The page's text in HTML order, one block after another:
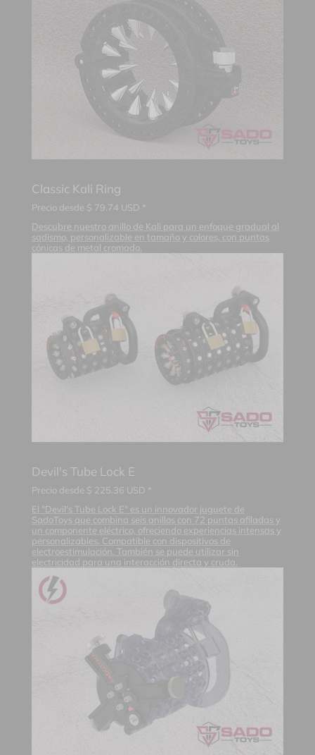
Classic Kali Ring
Precio desde $ 79.74 USD *
Descubre nuestro anillo de Kali para un enfoque gradual al
sadismo, personalizable en tamaño y colores, con puntas
cónicas de metal cromado.
Devil's Tube Lock E
Precio desde $ 225.36 USD *
El "Devil's Tube Lock E" es un innovador juguete de
SadoToys que combina seis anillos con 72 puntas afiladas y
un componente eléctrico, ofreciendo experiencias intensas y
personalizables. Compatible con dispositivos de
electroestimulación. También se puede utilizar sin
electricidad para una interacción directa y cruda.